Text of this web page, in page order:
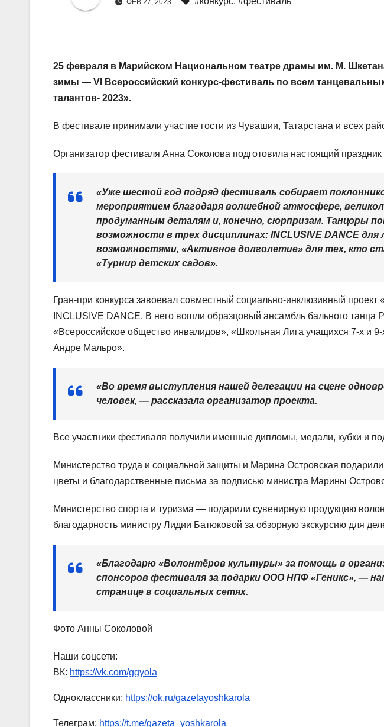
ФЕВ 27, 2023
25 февраля в Марийском Национальном театре драмы им. М.
зимы — VI Всероссийский конкурс-фестиваль по всем
талантов- 2023».
В фестивале принимали участие гости из Чувашии, Татарстана и всех
Организатор фестиваля Анна Соколова подготовила настоящий
«Уже шестой год подряд фестиваль собирает
мероприятием благодаря волшебной атмосфере,
продуманным деталям и, конечно, сюрпризам. Танцоры
возможности в трех дисциплинах: INCLUSIVE DANCE
возможностями, «Активное долголетие» для тех, кто
«Турнир детских садов».
Гран-при конкурса завоевал совместный социально-инклюзивный
INCLUSIVE DANCE. В него вошли образцовый ансамбль бального
«Всероссийское общество инвалидов», «Школьная Лига учащихся 7-х
Андре Мальро».
«Во время выступления нашей делегации на сцене
человек, — рассказала организатор проекта.
Все участники фестиваля получили именные дипломы, медали, кубки и
Министерство труда и социальной защиты и Марина Островская
цветы и благодарственные письма за подписью министра Марины
Министерство спорта и туризма — подарили сувенирную продукцию
благодарность министру Лидии Батюковой за обзорную экскурсию для
«Благодарю «Волонтёров культуры» за помощь в
спонсоров фестиваля за подарки ООО НПФ «Геникс», —
странице в социальных сетях.
Фото Анны Соколовой
Наши соцсети:
ВК: https://vk.com/ggyola
Одноклассники: https://ok.ru/gazetayoshkarola
Телеграм: https://t.me/gazeta_yoshkarola